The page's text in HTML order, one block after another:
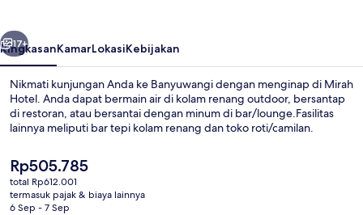
Berikutnya
17+
RingkasanKamarLokasiKebijakan
Nikmati kunjungan Anda ke Banyuwangi dengan menginap di Mirah
Hotel. Anda dapat bermain air di kolam renang outdoor, bersantap
di restoran, atau bersantai dengan minum di bar/lounge.Fasilitas
lainnya meliputi bar tepi kolam renang dan toko roti/camilan.
Harga
saat
ini
Rp505.785
Rp505.785
total Rp612.001
termasuk pajak & biaya lainnya
6 Sep - 7 Sep